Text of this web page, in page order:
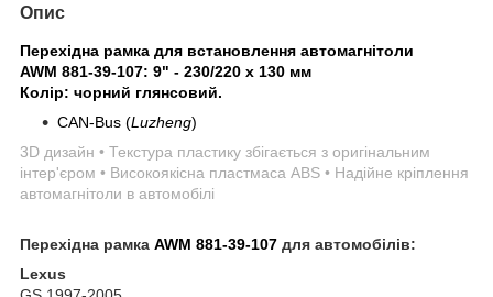
Опис
Перехідна рамка для встановлення автомагнітоли
AWM 881-39-107: 9" - 230/220 x 130 мм
Колір: чорний глянсовий.
CAN-Bus (Luzheng)
3D дизайн • Текстура пластику збігається з оригінальним
інтер'єром • Високоякісна пластмаса ABS • Надійне кріплення
автомагнітоли в автомобілі
Перехідна рамка AWM 881-39-107 для автомобілів:
Lexus